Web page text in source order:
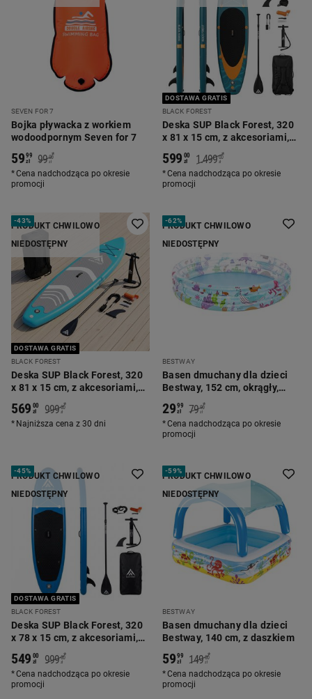
SEVEN FOR 7
Bojka pływacka z workiem
wodoodpornym Seven for 7
5999
zł 99 00
zł
*
Cena nadchodząca po okresie
promocji
DOSTAWA GRATIS
BLACK FOREST
Deska SUP Black Forest, 320
x 81 x 15 cm, z akcesoriami,
niebiesko-pomarańczowa
599 00
zł 1.499 00
zł
*
Cena nadchodząca po okresie
promocji
PRODUKT CHWILOWO
NIEDOSTĘPNY
-43%
DOSTAWA GRATIS
BLACK FOREST
Deska SUP Black Forest, 320
x 81 x 15 cm, z akcesoriami,
569 00
zł 999 00
zł
*
Najniższa cena z 30 dni
PRODUKT CHWILOWO
NIEDOSTĘPNY
-62%
BESTWAY
Basen dmuchany dla dzieci
Bestway, 152 cm, okrągły,
2999
zł 79 90
zł
*
Cena nadchodząca po okresie
promocji
PRODUKT CHWILOWO
NIEDOSTĘPNY
-45%
DOSTAWA GRATIS
BLACK FOREST
Deska SUP Black Forest, 320
x 78 x 15 cm, z akcesoriami,
549 00
zł 999 00
zł
*
Cena nadchodząca po okresie
promocji
PRODUKT CHWILOWO
NIEDOSTĘPNY
-59%
BESTWAY
Basen dmuchany dla dzieci
Bestway, 140 cm, z daszkiem
5999
zł 149 00
zł
*
Cena nadchodząca po okresie
promocji